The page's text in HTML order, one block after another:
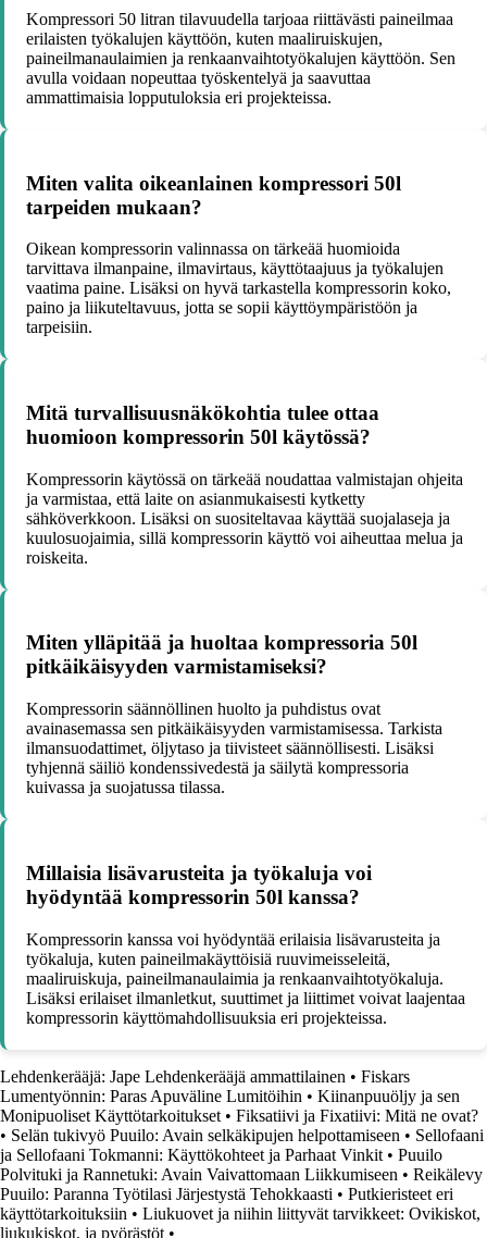
Kompressori 50 litran tilavuudella tarjoaa riittävästi paineilmaa
erilaisten työkalujen käyttöön, kuten maaliruiskujen,
paineilmanaulaimien ja renkaanvaihtotyökalujen käyttöön. Sen
avulla voidaan nopeuttaa työskentelyä ja saavuttaa
ammattimaisia lopputuloksia eri projekteissa.
Miten valita oikeanlainen kompressori 50l
tarpeiden mukaan?
Oikean kompressorin valinnassa on tärkeää huomioida
tarvittava ilmanpaine, ilmavirtaus, käyttötaajuus ja työkalujen
vaatima paine. Lisäksi on hyvä tarkastella kompressorin koko,
paino ja liikuteltavuus, jotta se sopii käyttöympäristöön ja
tarpeisiin.
Mitä turvallisuusnäkökohtia tulee ottaa
huomioon kompressorin 50l käytössä?
Kompressorin käytössä on tärkeää noudattaa valmistajan ohjeita
ja varmistaa, että laite on asianmukaisesti kytketty
sähköverkkoon. Lisäksi on suositeltavaa käyttää suojalaseja ja
kuulosuojaimia, sillä kompressorin käyttö voi aiheuttaa melua ja
roiskeita.
Miten ylläpitää ja huoltaa kompressoria 50l
pitkäikäisyyden varmistamiseksi?
Kompressorin säännöllinen huolto ja puhdistus ovat
avainasemassa sen pitkäikäisyyden varmistamisessa. Tarkista
ilmansuodattimet, öljytaso ja tiivisteet säännöllisesti. Lisäksi
tyhjennä säiliö kondenssivedestä ja säilytä kompressoria
kuivassa ja suojatussa tilassa.
Millaisia lisävarusteita ja työkaluja voi
hyödyntää kompressorin 50l kanssa?
Kompressorin kanssa voi hyödyntää erilaisia lisävarusteita ja
työkaluja, kuten paineilmakäyttöisiä ruuvimeisseleitä,
maaliruiskuja, paineilmanaulaimia ja renkaanvaihtotyökaluja.
Lisäksi erilaiset ilmanletkut, suuttimet ja liittimet voivat laajentaa
kompressorin käyttömahdollisuuksia eri projekteissa.
Lehdenkerääjä: Jape Lehdenkerääjä ammattilainen • Fiskars
Lumentyönnin: Paras Apuväline Lumitöihin • Kiinanpuuöljy ja sen
Monipuoliset Käyttötarkoitukset • Fiksatiivi ja Fixatiivi: Mitä ne ovat?
• Selän tukivyö Puuilo: Avain selkäkipujen helpottamiseen • Sellofaani
ja Sellofaani Tokmanni: Käyttökohteet ja Parhaat Vinkit • Puuilo
Polvituki ja Rannetuki: Avain Vaivattomaan Liikkumiseen • Reikälevy
Puuilo: Paranna Työtilasi Järjestystä Tehokkaasti • Putkieristeet eri
käyttötarkoituksiin • Liukuovet ja niihin liittyvät tarvikkeet: Ovikiskot,
liukukiskot, ja pyörästöt •